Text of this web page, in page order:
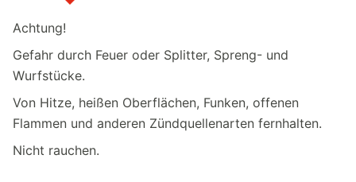
Achtung!
Gefahr durch Feuer oder Splitter, Spreng- und
Wurfstücke.
Von Hitze, heißen Oberflächen, Funken, offenen
Flammen und anderen Zündquellenarten fernhalten.
Nicht rauchen.